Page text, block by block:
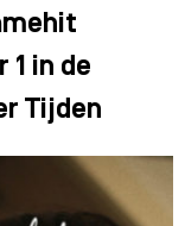
1 in de
Tijden